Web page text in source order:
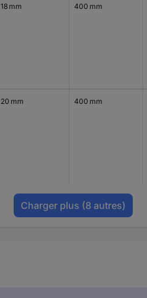
18 mm 400 mm
20 mm 400 mm
Charger plus (8 autres)